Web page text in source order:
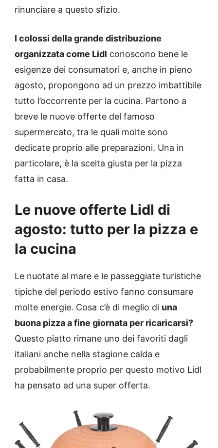
rinunciare a questo sfizio.
I colossi della grande distribuzione
organizzata come Lidl conoscono bene le
esigenze dei consumatori e, anche in pieno
agosto, propongono ad un prezzo imbattibile
tutto l’occorrente per la cucina. Partono a
breve le nuove offerte del famoso
supermercato, tra le quali molte sono
dedicate proprio alle preparazioni. Una in
particolare, è la scelta giusta per la pizza
fatta in casa.
Le nuove offerte Lidl di
agosto: tutto per la pizza e
la cucina
Le nuotate al mare e le passeggiate turistiche
tipiche del periodo estivo fanno consumare
molte energie. Cosa c’è di meglio di una
buona pizza a fine giornata per ricaricarsi?
Questo piatto rimane uno dei favoriti dagli
italiani anche nella stagione calda e
probabilmente proprio per questo motivo Lidl
ha pensato ad una super offerta.